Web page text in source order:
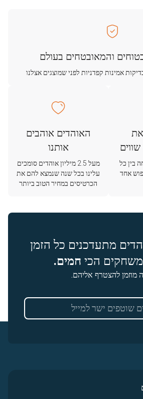
והמאובטחים בעולם
אמינות קפדניות לפני שמוצגים אצלנו
בין כל
אחד
האוהדים אוהבים
אותנו
מעל 2.5 מיליון אוהדים סומכים
עלינו בכל שנה שנמצא להם את
הכרטיסים במחיר הטוב ביותר
מתעדכנים כל הזמן
הכי חמים.
מוזמן להצטרף אליהם.